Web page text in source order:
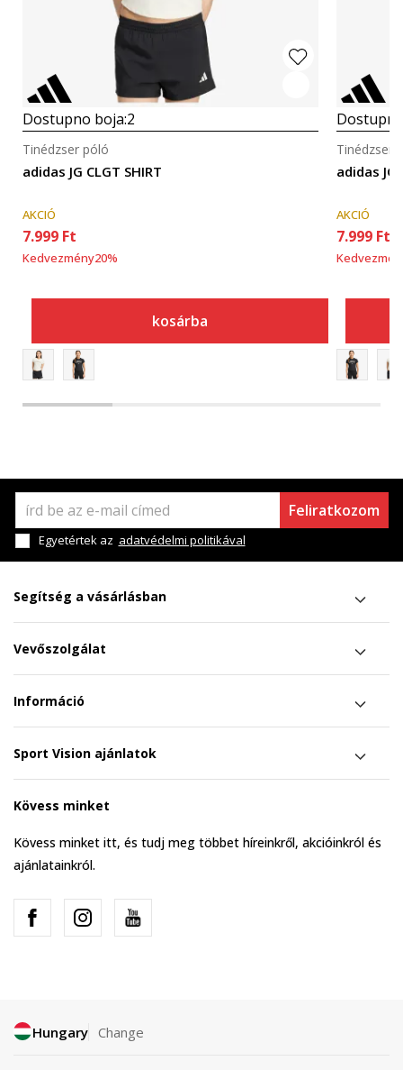
Dostupno boja:2
adidas JG CLGT SHIRT
Tinédzser póló
AKCIÓ
7.999 Ft
Kedvezmény20%
kosárba
adidas JG
Tinédzser
AKCIÓ
7.999 Ft
Feliratkozom
Egyetértek az adatvédelmi politikával
Segítség a vásárlásban
Vevőszolgálat
Információ
Sport Vision ajánlatok
Kövess minket
Kövess minket itt, és tudj meg többet híreinkről, akcióinkról és
ajánlatainkról.
Hungary Change